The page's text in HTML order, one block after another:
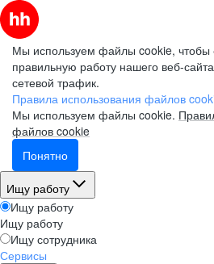
Мы используем файлы cookie, чтобы
правильную работу нашего веб-
сетевой трафик.
Правила использования файлов
Мы используем файлы cookie.
файлов cookie
Понятно
Ищу работу
Ищу работу
Ищу работу
Ищу сотрудника
Сервисы